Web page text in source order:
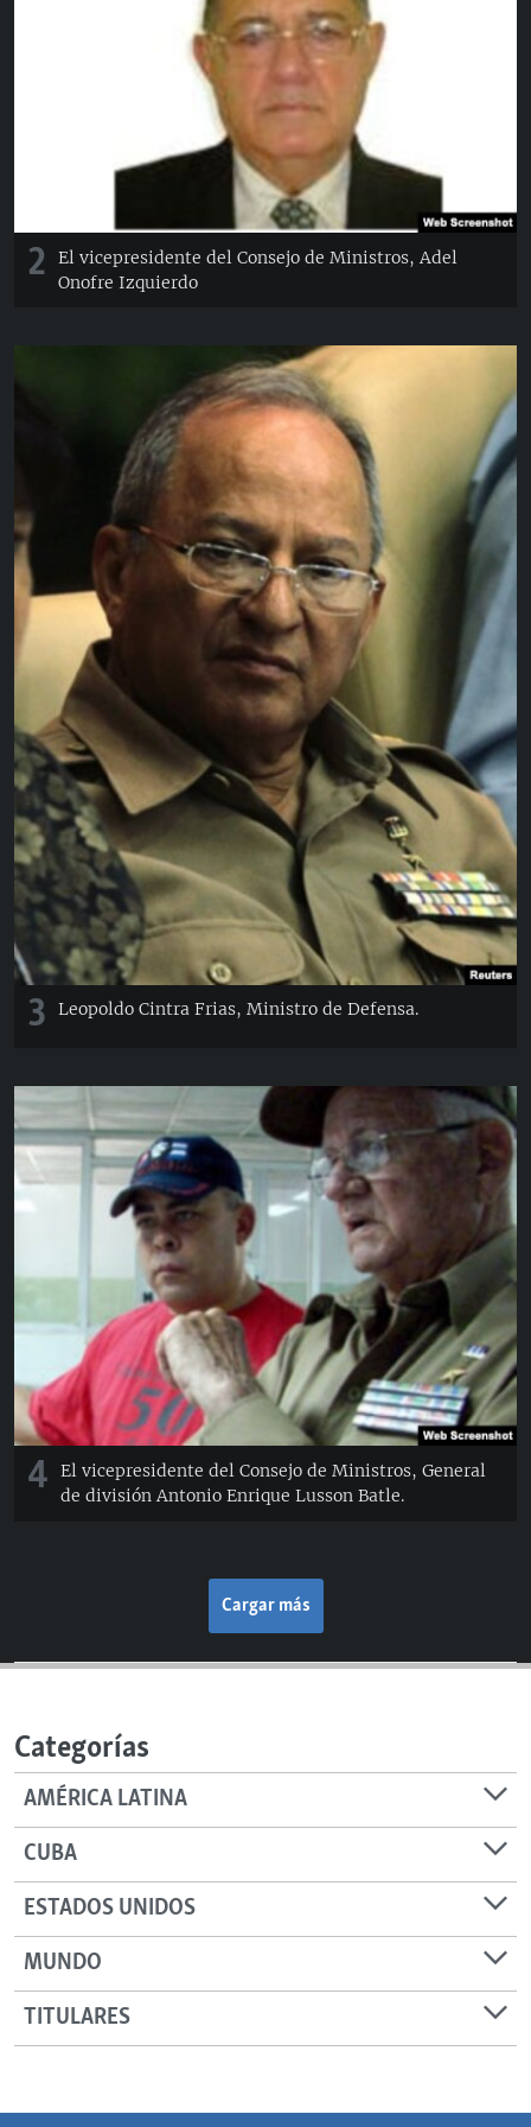
2
El vicepresidente del Consejo de Ministros, Adel
Onofre Izquierdo
3 Leopoldo Cintra Frias, Ministro de Defensa.
4
El vicepresidente del Consejo de Ministros, General
de división Antonio Enrique Lusson Batle.
Cargar más
Categorías
AMÉRICA LATINA
CUBA
ESTADOS UNIDOS
MUNDO
TITULARES